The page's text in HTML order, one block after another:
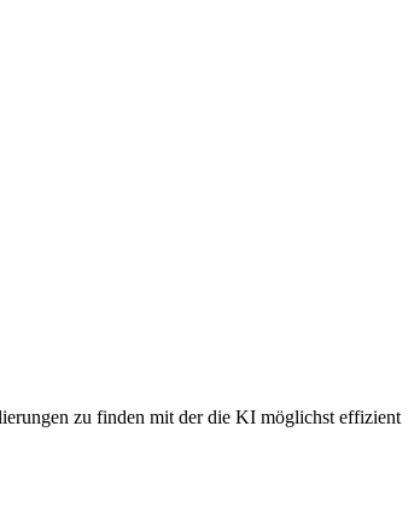
zu finden mit der die KI möglichst effizient